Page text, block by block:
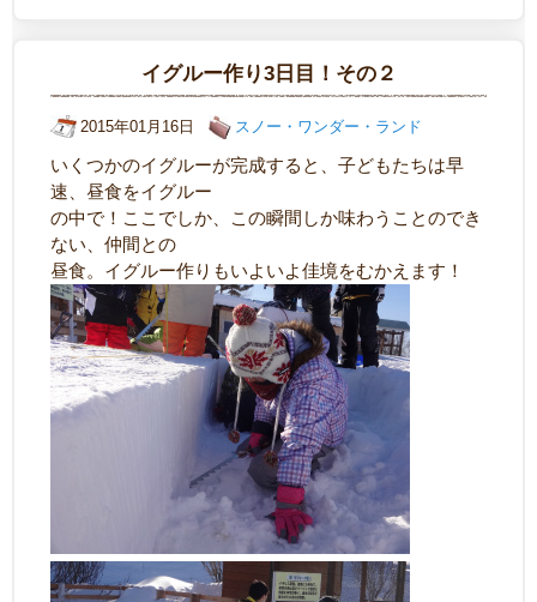
イグルー作り3日目！その２
2015年01月16日 スノー・ワンダー・ランド
いくつかのイグルーが完成すると、子どもたちは早
速、昼食をイグルー
の中で！ここでしか、この瞬間しか味わうことのでき
ない、仲間との
昼食。イグルー作りもいよいよ佳境をむかえます！